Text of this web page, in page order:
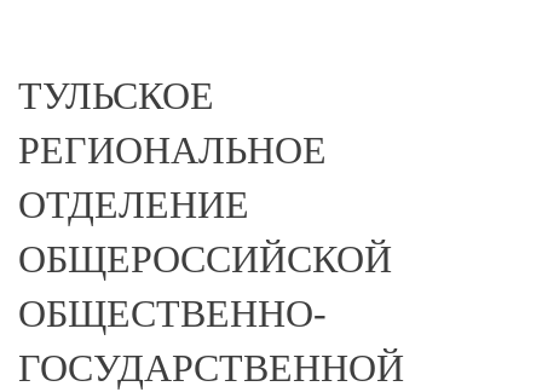
ТУЛЬСКОЕ
РЕГИОНАЛЬНОЕ
ОТДЕЛЕНИЕ
ОБЩЕРОССИЙСКОЙ
ОБЩЕСТВЕННО-
ГОСУДАРСТВЕННОЙ